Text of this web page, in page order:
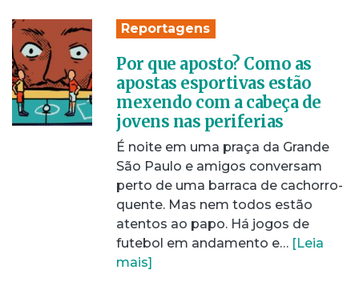
Reportagens
Por que aposto? Como as
apostas esportivas estão
mexendo com a cabeça de
jovens nas periferias
É noite em uma praça da Grande
São Paulo e amigos conversam
perto de uma barraca de cachorro-
quente. Mas nem todos estão
atentos ao papo. Há jogos de
futebol em andamento e… [Leia
mais]